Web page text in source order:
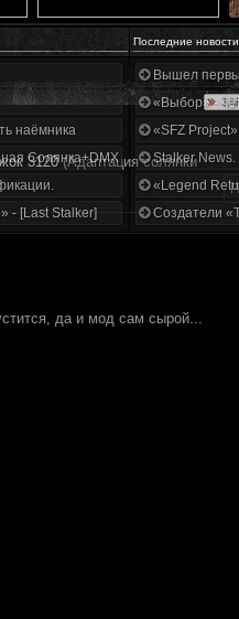
Последние новости
трейлера
наёмника
Солянка+DMX 1.3.5.ООП.МА.К.
- [Last Stalker]
Вышел
«Выбор» -
«SFZ Project»
Stalker News.
«Legend
Создатели
3120 (Адаптация солянки
да и мод сам сырой...